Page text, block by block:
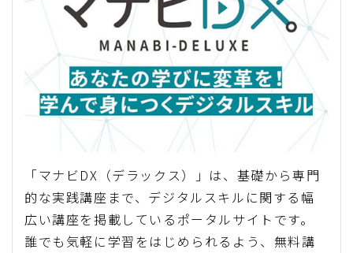
「マナビDX（デラックス）」は、基礎から専門
的な実践講座まで、デジタルスキルに関する幅
広い講座を掲載しているポータルサイトです。
誰でも気軽に学習をはじめられるよう、無料講